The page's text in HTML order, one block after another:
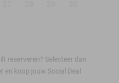
reserveren? Selecteer dan
en koop jouw Social Deal